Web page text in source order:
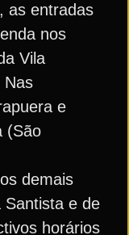
as entradas
nos
Vila
Nas
e
(São
demais
Santista e de
horários